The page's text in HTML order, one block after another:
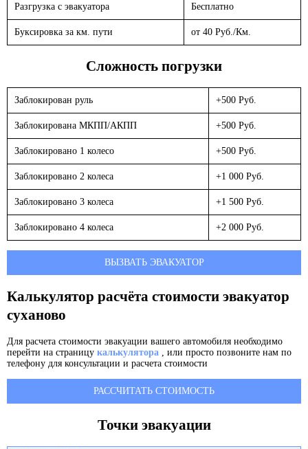
Разгрузка с эвакуатора Бесплатно
Буксировка за км. пути от 40 Руб./Км.
Сложность погрузки
Заблокирован руль +500 Руб.
Заблокирована МКПП/АКПП +500 Руб.
Заблокировано 1 колесо +500 Руб.
Заблокировано 2 колеса +1 000 Руб.
Заблокировано 3 колеса +1 500 Руб.
Заблокировано 4 колеса +2 000 Руб.
ВЫЗВАТЬ ЭВАКУАТОР
Калькулятор расчёта стоимости эвакуатор
суханово
Для расчета стоимости эвакуации вашего автомобиля необходимо
перейти на страницу калькулятора , или просто позвоните нам по
телефону для консультации и расчета стоимости
РАССЧИТАТЬ СТОИМОСТЬ
Точки эвакуации